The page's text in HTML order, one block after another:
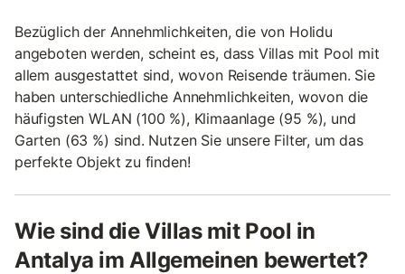
Bezüglich der Annehmlichkeiten, die von Holidu
angeboten werden, scheint es, dass Villas mit Pool mit
allem ausgestattet sind, wovon Reisende träumen. Sie
haben unterschiedliche Annehmlichkeiten, wovon die
häufigsten WLAN (100 %), Klimaanlage (95 %), und
Garten (63 %) sind. Nutzen Sie unsere Filter, um das
perfekte Objekt zu finden!
Wie sind die Villas mit Pool in
Antalya im Allgemeinen bewertet?